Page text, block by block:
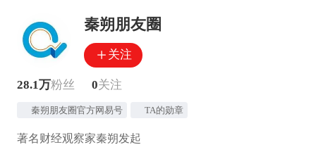
秦朔朋友圈
关注
28.1万粉丝 0关注
秦朔朋友圈官方网易号 TA的勋章
著名财经观察家秦朔发起